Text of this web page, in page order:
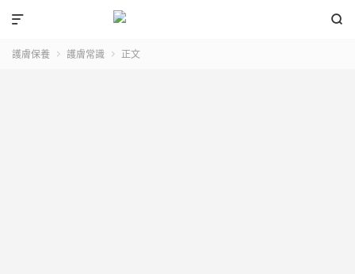


護膚保養  護膚常識  正文